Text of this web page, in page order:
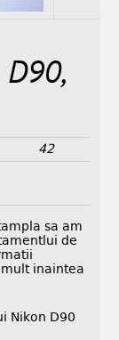
42
sa am
de
inaintea
Nikon D90